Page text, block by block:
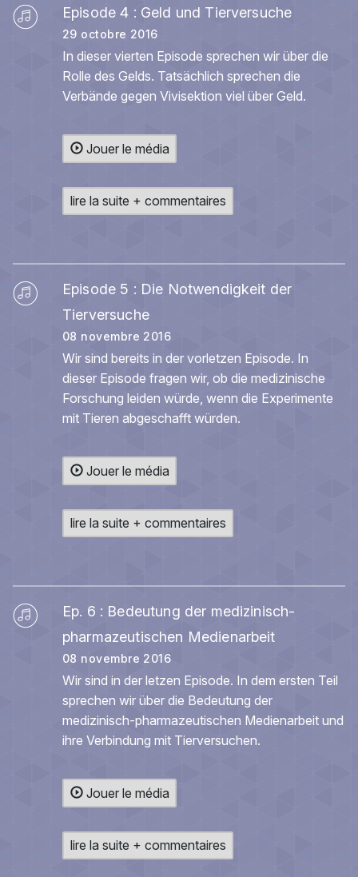
Episode 4 : Geld und Tierversuche
29 octobre 2016
In dieser vierten Episode sprechen wir über die
Rolle des Gelds. Tatsächlich sprechen die
Verbände gegen Vivisektion viel über Geld.
Jouer le média
lire la suite + commentaires
Episode 5 : Die Notwendigkeit der
Tierversuche
08 novembre 2016
Wir sind bereits in der vorletzen Episode. In
dieser Episode fragen wir, ob die medizinische
Forschung leiden würde, wenn die Experimente
mit Tieren abgeschafft würden.
Jouer le média
lire la suite + commentaires
Ep. 6 : Bedeutung der medizinisch-
pharmazeutischen Medienarbeit
08 novembre 2016
Wir sind in der letzen Episode. In dem ersten Teil
sprechen wir über die Bedeutung der
medizinisch-pharmazeutischen Medienarbeit und
ihre Verbindung mit Tierversuchen.
Jouer le média
lire la suite + commentaires